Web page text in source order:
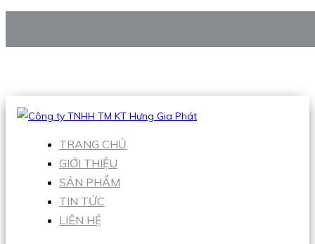
Hotline:0938 906 663
TRANG CHỦ
GIỚI THIỆU
SẢN PHẨM
TIN TỨC
LIÊN HỆ